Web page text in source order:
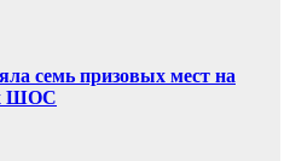
семь призовых мест на
ШОС